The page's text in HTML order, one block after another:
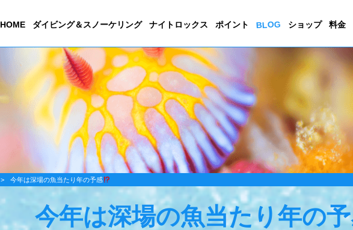
HOME ダイビング＆スノーケリング ナイトロックス ポイント BLOG ショップ 料金
> 今年は深場の魚当たり年の予感
今年は深場の魚当たり年の